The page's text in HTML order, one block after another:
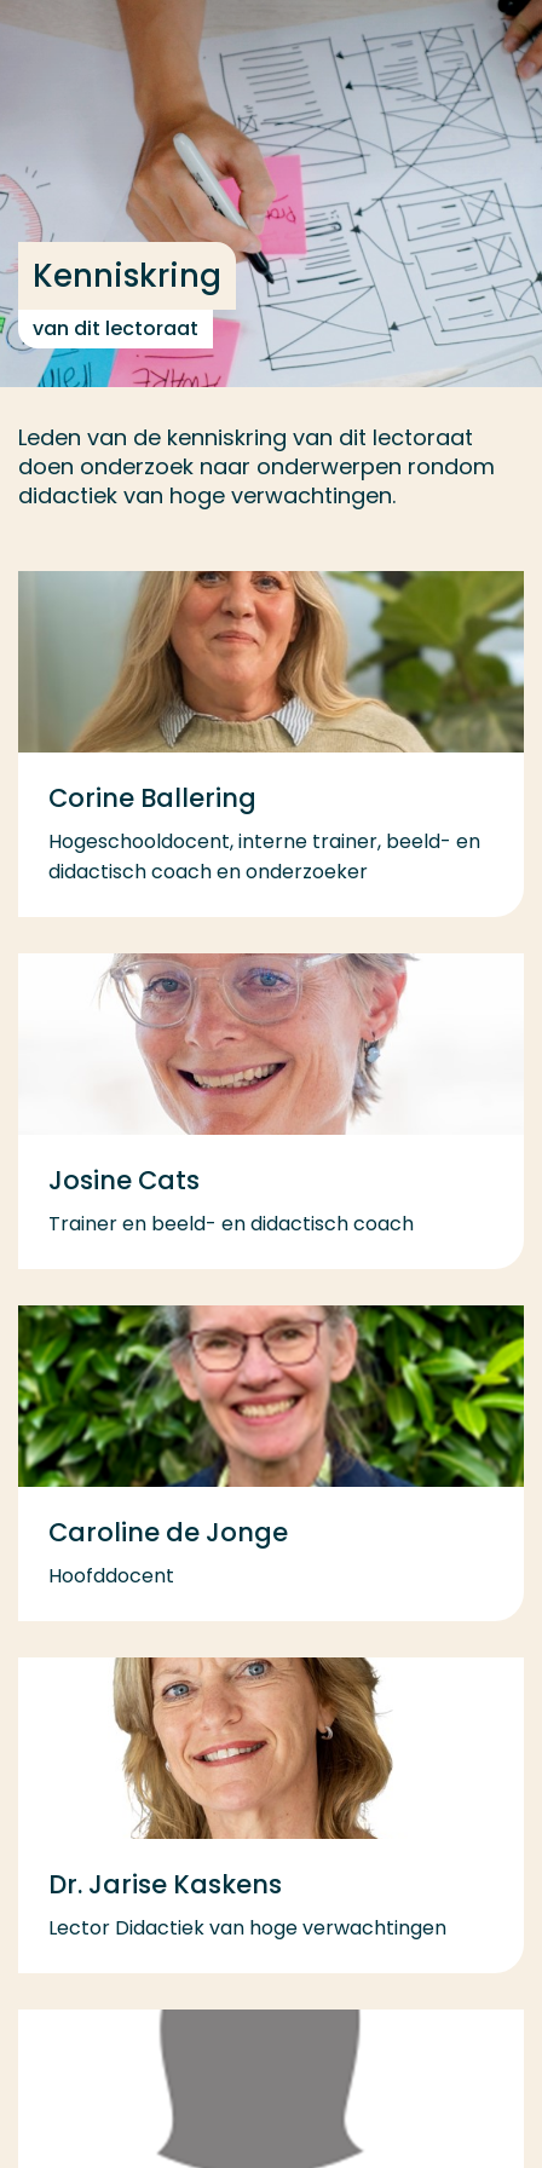
Ga direct naar de content
... > Kenniskring
Kenniskring
van dit lectoraat
Leden van de kenniskring van dit lectoraat
doen onderzoek naar onderwerpen rondom
didactiek van hoge verwachtingen.
Corine Ballering
Hogeschooldocent, interne trainer, beeld- en
didactisch coach en onderzoeker
Josine Cats
Trainer en beeld- en didactisch coach
Caroline de Jonge
Hoofddocent
Dr. Jarise Kaskens
Lector Didactiek van hoge verwachtingen
Veel gezocht
Opleiding
Contact